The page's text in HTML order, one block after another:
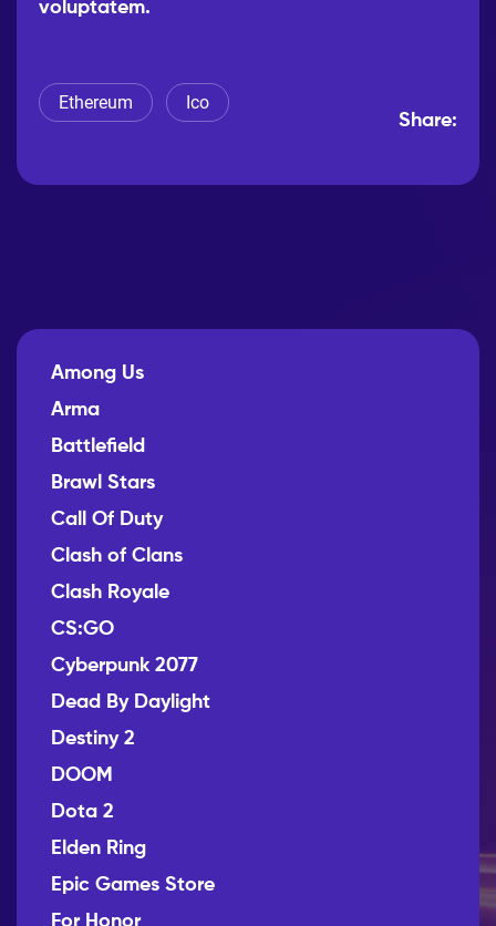
voluptatem.
Ethereum Ico
Share:
Among Us
Arma
Battlefield
Brawl Stars
Call Of Duty
Clash of Clans
Clash Royale
CS:GO
Cyberpunk 2077
Dead By Daylight
Destiny 2
DOOM
Dota 2
Elden Ring
Epic Games Store
For Honor